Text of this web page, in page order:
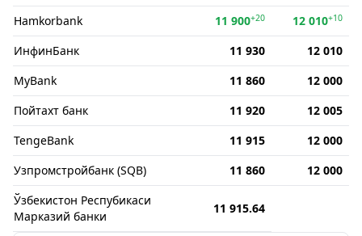
Hamkorbank
11 900+20 12 010+10
ИнфинБанк 11 930
12 010
MyBank
11 860
12 000
Пойтахт банк
11 920
12 005
TengeBank
11 915
12 000
Узпромстройбанк (SQB)
11 860
12 000
Ўзбекистон Респубикаси
Марказий банки
11 915.64